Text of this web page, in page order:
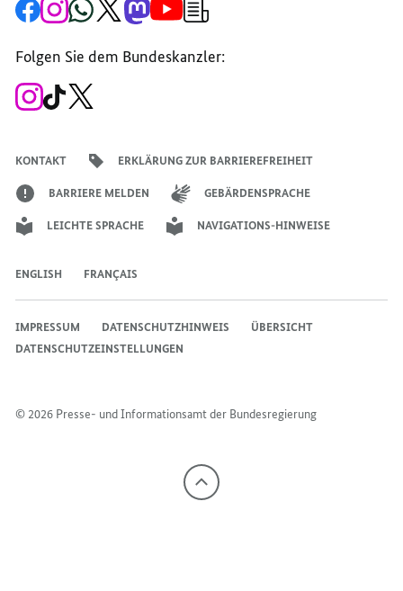
Facebook-
Bundesregierung
Instagram-
Bundesregierung
WhatsApp-
Bundesregierung
X-
Regierungssprechers
Mastodon-
Bundesregierung
YouTube-
Bundesregierung
Anmeldung
Folgen Sie dem Bundeskanzler:
Zum
Instagram-
Zum
TikTok-
KONTAKT ERKLÄRUNG ZUR BARRIEREFREIHEIT
BARRIERE MELDEN GEBÄRDENSPRACHE
LEICHTE SPRACHE NAVIGATIONS-HINWEISE
ENGLISH FRANÇAIS
© 2026 Presse- und Informationsamt der Bundesregierung
IMPRESSUM DATENSCHUTZHINWEIS
ÜBERSICHT
DATENSCHUTZEINSTELLUNGEN
Nach
oben